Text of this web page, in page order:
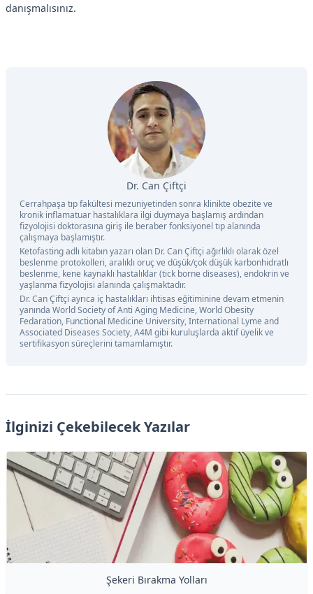
danışmalısınız.
Dr. Can Çiftçi
Cerrahpaşa tıp fakültesi mezuniyetinden sonra klinikte obezite ve
kronik inflamatuar hastalıklara ilgi duymaya başlamış ardından
fizyolojisi doktorasına giriş ile beraber fonksiyonel tıp alanında
çalışmaya başlamıştır.
Ketofasting adlı kitabın yazarı olan Dr. Can Çiftçi ağırlıklı olarak özel
beslenme protokolleri, aralıklı oruç ve düşük/çok düşük karbonhidratlı
beslenme, kene kaynaklı hastalıklar (tick borne diseases), endokrin ve
yaşlanma fizyolojisi alanında çalışmaktadır.
Dr. Can Çiftçi ayrıca iç hastalıkları ihtisas eğitiminine devam etmenin
yanında World Society of Anti Aging Medicine, World Obesity
Fedaration, Functional Medicine University, International Lyme and
Associated Diseases Society, A4M gibi kuruluşlarda aktif üyelik ve
sertifikasyon süreçlerini tamamlamıştır.
İlginizi Çekebilecek Yazılar
Şekeri Bırakma Yolları